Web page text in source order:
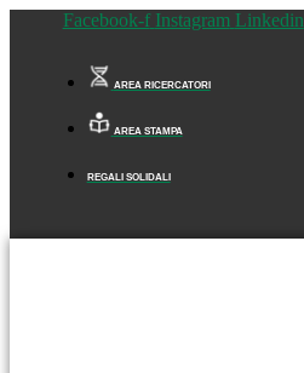
Facebook-f Instagram Linkedin
AREA RICERCATORI
AREA STAMPA
REGALI SOLIDALI